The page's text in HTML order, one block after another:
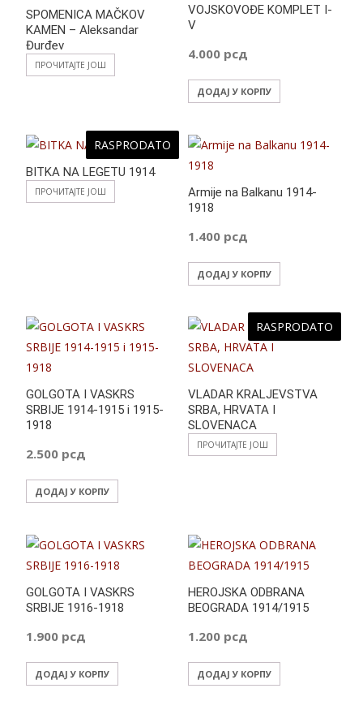
SPOMENICA MAČKOV
KAMEN – Aleksandar
Đurđev
ПРОЧИТАЈТЕ ЈОШ
VOJSKOVOĐE KOMPLET I-
V
4.000 рсд
ДОДАЈ У КОРПУ
RASPRODATO
BITKA NA LEGETU 1914
ПРОЧИТАЈТЕ ЈОШ
Armije na Balkanu 1914-
1918
1.400 рсд
ДОДАЈ У КОРПУ
GOLGOTA I VASKRS
SRBIJE 1914-1915 i 1915-
1918
2.500 рсд
ДОДАЈ У КОРПУ
RASPRODATO
VLADAR KRALJEVSTVA
SRBA, HRVATA I
SLOVENACA
ПРОЧИТАЈТЕ ЈОШ
GOLGOTA I VASKRS
SRBIJE 1916-1918
1.900 рсд
ДОДАЈ У КОРПУ
HEROJSKA ODBRANA
BEOGRADA 1914/1915
1.200 рсд
ДОДАЈ У КОРПУ